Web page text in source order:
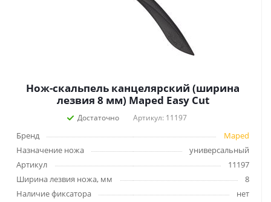
Нож-скальпель канцелярский (ширина
лезвия 8 мм) Maped Easy Cut
Достаточно Артикул: 11197
Бренд
Maped
Назначение ножа
универсальный
Артикул
11197
Ширина лезвия ножа, мм
8
Наличие фиксатора
нет